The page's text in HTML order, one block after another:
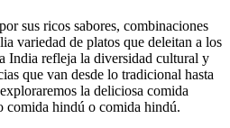
sus ricos sabores, combinaciones
variedad de platos que deleitan a los
India refleja la diversidad cultural y
que van desde lo tradicional hasta
la deliciosa comida
comida hindú o comida hindú.